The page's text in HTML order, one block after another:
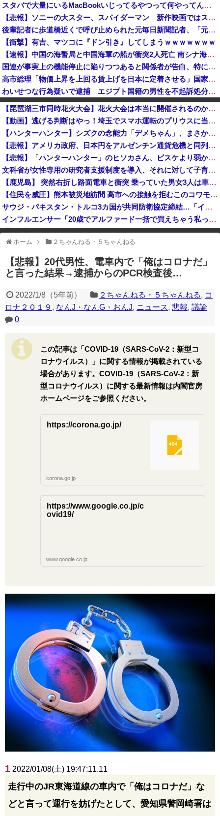
スタバで大量にいるMacBookいじってるやつって何やってんの？
【悲報】ソニーの大スター、スパイダーマン 新作映画ではスマホはXperiaではなくGalaxyを使用
後輩記者に歩道橋近くで呼び止められた元毎日新聞記者、「元毎日と名乗ってSNSで活動するな」と要求されてしまい……
【衝撃】有吉、マツコに『ドン引き』してしまうｗｗｗｗｗｗｗ
【速報】中国の海警局と中国海軍の船が衝突2人死亡 南シナ海でフィリピン船を追跡中
国連が事実上の機能停止に陥りつつあると関係者が告白、特に役に立たないくせに高給だけ毟り取った結果……
高市総理「物価上昇を上回る賃上げを日本に定着させる」国家公務員月給3.51％増へ 地方公務員も追随する見通し
わいせつな行為疑いで逮捕 エジプト国籍の男性を不起訴処分 鳥取地検 [8/8]
【悲報】ちいかわ作者さん、総額30億超の大豪邸を建てるｗｗｗｗｗｗｗｗｗｗｗｗｗｗｗｗｗｗｗ
防衛省、防衛費過去最大8.9兆円要求へ 予算案で膨張、無人機・AI導入
【食料自給率】過去最低37% 25年度、コメ消費減響く
人気YouTuberさん、動画内で最悪の秘密がバレて終わる・・・
【琵琶湖三市同時花火大会】花火大会は本当に開催されるのか…ＨＰで観覧券販売も消防への申請なし、３自治体は「関与してない」と声明
【動画】逃げる判断はやっ！埼玉でスマホ運転のプリウスに当て逃げされる車載。
【ハンターハンター】シズクの念能力「デメちゃん」、まさかの具現化系だったｗｗｗｗ
【悲報】アメリカ政府、日本円をアルゼンチン通貨危機と同列扱いへ・・・
【悲報】「ハンターハンター」のヒソカさん、ビスケより弱かったｗｗｗｗ
文科省が女性専用の研究者支援制度を導入、それに対して子育て負担に苦しむ若手男性研究者は……
【鹿児島】 突然右折し路面電車と衝突 乗っていた男女3人は車を放置しダッシュで逃走中
【住民を威圧】熊本被災地訪問 高市への接触を拒むこのコワモテ男は何者？
サウジ・パキスタン・トルコ3カ国が共同防衛協定締結…「イスラム版NATO」指摘も！
インフルエンサー「20歳でアルファード一括で買えちゃう私って素敵」
【朗報】 今年が酷暑過ぎて蚊が全く居ない件
一部のコンテンツが表示されなくなったり、サイト全体のレイアウトが崩れ
たりする場合があります。
ホーム ２ちゃんねる・５ちゃんねる
【悲報】20代男性、電車内で「俺はコロナだ」
と言った結果→逮捕からのPCR検査後…
2022/1/8（5年前） ２ちゃんねる・５ちゃんねる, コ
ロナ２０１９ , なんJ・なんG・おんJ, ニュース, 悲報, 議論
0
この記事は「COVID-19（SARS-CoV-2：新型コ
ロナウイルス）」に関する情報が掲載されている
場合があります。COVID-19（SARS-CoV-2：新
型コロナウイルス）に関する最新情報は内閣官房
ホームページをご参照ください。
https://corona.go.jp/
corona.go.jp
https://www.google.co.jp/c
ovid19/
www.google.co.jp
1 2022/01/08(土) 19:47:11.11
走行中のJR東海道線の車内で「俺はコロナだ」な
どと言って運行を妨げたとして、愛知県警岡崎署は